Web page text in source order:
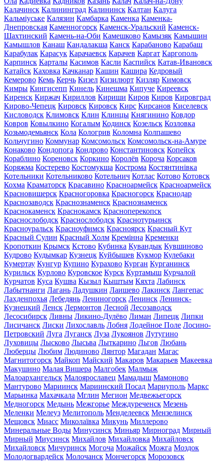
Калачинск Калининград Калининск Калтан Калуга
Кальміуське Калязин Камбарка Каменка Каменка-
Днепровская Каменногорск Каменск-Уральский Каменск-
Шахтинский Камень-на-Оби Камешково Камызяк Камышин
Камышлов Канаш Кандалакша Канск Карабаново Карабаш
Карабулак Карасук Карачаевск Карачев Каргат Каргополь
Карпинск Карталы Касимов Касли Каспийск Катав-Ивановск
Катайск Каховка Качканар Кашин Кашира Кедровый
Кемерово Кемь Керчь Кизел Кизилюрт Кизляр Кимовск
Кимры Кингисепп Кинель Кинешма Кипуче Киреевск
Киренск Киржач Кириллов Кириши Киров Киров Кировград
Кирово-Чепецк Кировск Кировск Кирс Кирсанов Киселевск
Кисловодск Климовск Клин Клинцы Княгинино Ковдор
Ковров Ковылкино Когалым Кодинск Козельск Козловка
Козьмодемьянск Кола Кологрив Коломна Колпашево
Кольчугино Коммунар Комсомольск Комсомольск-на-Амуре
Конаково Кондопога Кондрово Константиновск Копейск
Кораблино Кореновск Коркино Королёв Короча Корсаков
Коряжма Костерево Костомукша Кострома Костянтинівка
Котельники Котельниково Котельнич Котлас Котово Котовск
Кохма Краматорск Красавино Красноармейск Красноармейск
Красновишерск Красногоровка Красногорск Краснодар
Краснозаводск Краснознаменск Краснознаменск
Краснокаменск Краснокамск Красноперекопск
Краснослободск Краснослободск Краснотурьинск
Красноуральск Красноуфимск Красноярск Красный Кут
Красный Сулин Красный Холм Кремінна Кременки
Кропоткин Крымск Кстово Кубинка Кувандык Кувшиново
Кудрово Кудымкар Кузнецк Куйбышев Кукмор Кулебаки
Кумертау Кунгур Купино Курахово Курган Курганинск
Курильск Курлово Куровское Курск Куртамыш Курчалой
Курчатов Куса Кушва Кызыл Кыштым Кяхта Лабинск
Лабытнанги Лагань Ладушкин Лаишево Лакинск Лангепас
Лахденпохья Лебедянь Лениногорск Ленинск Ленинск-
Кузнецкий Ленск Лермонтов Лесной Лесозаводск
Лесосибирск Ливны Ликино-Дулёво Лиман Липецк Липки
Лисичанск Лиски Лихославль Лобня Лодейное Поле Лосино-
Петровский Луга Луганск Луза Лукоянов Лутугино
Луховицы Лысково Лысьва Лыткарино Льгов Любань
Люберцы Любим Людиново Лянтор Магадан Магас
Магнитогорск Майкоп Майский Макаров Макарьев Макеевка
Макушино Малая Вишера Малгобек Малмыж
Малоархангельск Малоярославец Мамадыш Мамоново
Мантурово Мариинск Мариинский Посад Мариуполь Маркс
Марьинка Махачкала Мглин Мегион Медвежьегорск
Медногорск Медынь Межгорье Междуреченск Мезень
Меленки Мелеуз Мелитополь Менделеевск Мензелинск
Мещовск Миасс Миколаївка Микунь Миллерово
Минеральные Воды Минусинск Миньяр Мирноград Мирный
Мирный Миусинск Михайлов Михайловка Михайловск
Михайловск Мичуринск Могоча Можайск Можга Моздок
Молодогвардейск Молочанск Мончегорск Морозовск